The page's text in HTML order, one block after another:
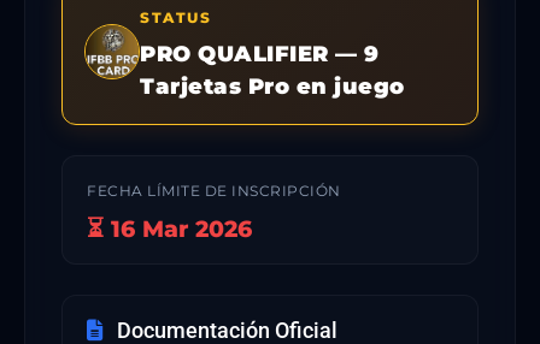
STATUS
PRO QUALIFIER — 9
Tarjetas Pro en juego
FECHA LÍMITE DE INSCRIPCIÓN
⏳ 16 Mar 2026
Documentación Oficial